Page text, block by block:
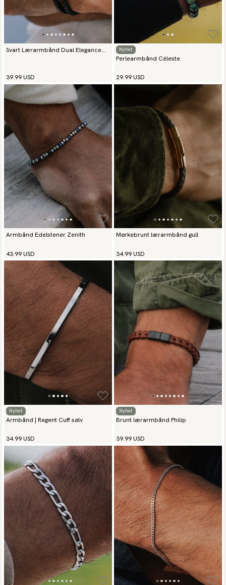
Svart Lærarmbånd Dual Elegance
39.99 USD
Nyhet
Perlearmbånd Céleste
29.99 USD
Armbånd Edelstener Zenith
43.99 USD
Mørkebrunt lærarmbånd gull
34.99 USD
Nyhet
Armbånd | Regent Cuff sølv
34.99 USD
Nyhet
Brunt lærarmbånd Philip
39.99 USD